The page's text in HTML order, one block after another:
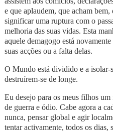
e que aplaudem, que acham
significar uma ruptura com o
melhoria das suas vidas. Esta
aquele demagogo está
suas acções ou a falta delas.
O Mundo está dividido e a isolar-
destruírem-se de longe.
Eu desejo para os meus filhos
de guerra e ódio. Cabe agora a
nunca, pensar global e agir
tentar activamente, todos os dias,